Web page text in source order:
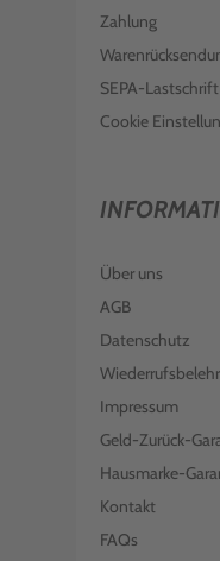
Zahlung
SEPA-Lastschrift
Cookie
Über uns
AGB
Datenschutz
Impressum
Geld-Zurück-
Hausmarke-
Kontakt
FAQs